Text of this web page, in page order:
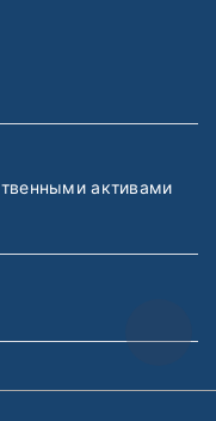
активами